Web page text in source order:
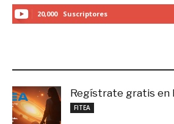
20,000 Suscriptores
Regístrate gratis en
FITEA